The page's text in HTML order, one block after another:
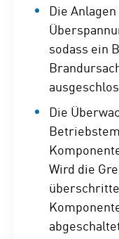
Die
sodass ein
Die
Wird die